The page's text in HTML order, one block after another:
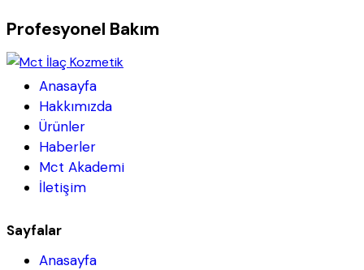
Profesyonel Bakım
Anasayfa
Hakkımızda
Ürünler
Haberler
Mct Akademi
İletişim
Sayfalar
Anasayfa